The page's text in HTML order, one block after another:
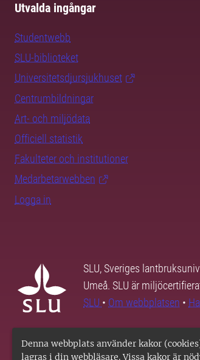
Denna webbplats använder kakor
lagras i din webbläsare. Vissa kakor är
Utvalda ingångar
Studentwebb
SLU-biblioteket
Universitetsdjursjukhuset
Centrumbildningar
Art- och miljödata
Officiell statistik
Fakulteter och institutioner
Medarbetarwebben
Logga in
SLU, Sveriges
Umeå. SLU är
SLU • Om webbplatsen •